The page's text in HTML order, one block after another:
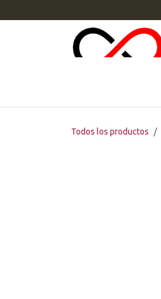
Todos los productos